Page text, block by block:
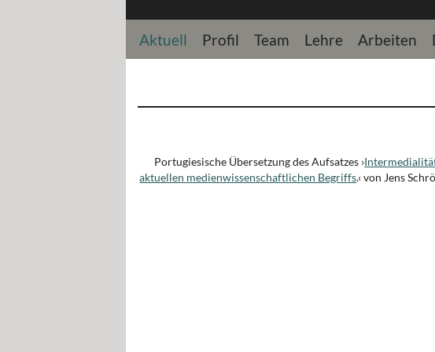
Aktuell Profil Team Lehre Arbeiten
Portugiesische Übersetzung des Aufsatzes ›
aktuellen medienwissenschaftlichen Begriffs.‹ von Jens